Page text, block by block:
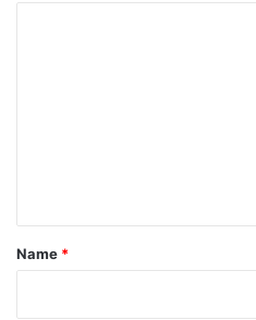
*
Name *